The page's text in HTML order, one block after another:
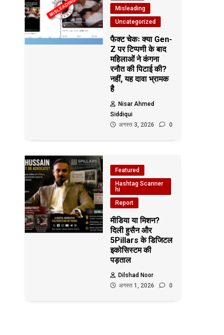
Misleading
Uncategorized
फैक्ट चेकः क्या Gen-
Z पर टिप्पणी के बाद
महिलाओं ने कंगना
रनौत की पिटाई की?
नहीं, यह दावा भ्रामक
है
Nisar Ahmed
Siddiqui
अगस्त 3, 2026
0
Featured
Hashtag Scanner
hi
Report
मीडिया या मिशन?
दिली हुसैन और
5Pillars के डिजिटल
इकोसिस्टम की
पड़ताल
Dilshad Noor
अगस्त 1, 2026
0